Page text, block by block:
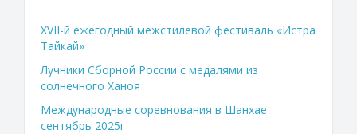
XVII-й ежегодный межстилевой фестиваль «Истра
Тайкай»
Лучники Сборной России с медалями из
солнечного Ханоя
Международные соревнования в Шанхае
сентябрь 2025г